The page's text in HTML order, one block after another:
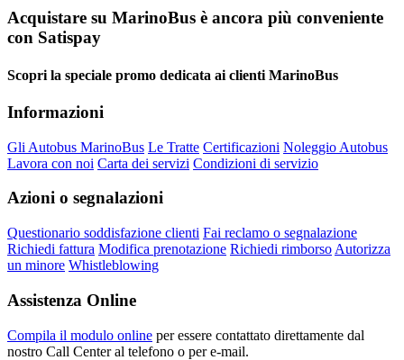
Acquistare su MarinoBus è ancora più conveniente
con Satispay
Scopri la speciale promo dedicata ai clienti MarinoBus
Informazioni
Gli Autobus MarinoBus Le Tratte Certificazioni Noleggio Autobus
Lavora con noi Carta dei servizi Condizioni di servizio
Azioni o segnalazioni
Questionario soddisfazione clienti Fai reclamo o segnalazione
Richiedi fattura Modifica prenotazione Richiedi rimborso Autorizza
un minore Whistleblowing
Assistenza Online
Compila il modulo online per essere contattato direttamente dal
nostro Call Center al telefono o per e-mail.